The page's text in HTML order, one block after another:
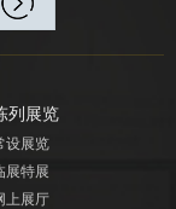
列展览
设展览
展特展
上展厅